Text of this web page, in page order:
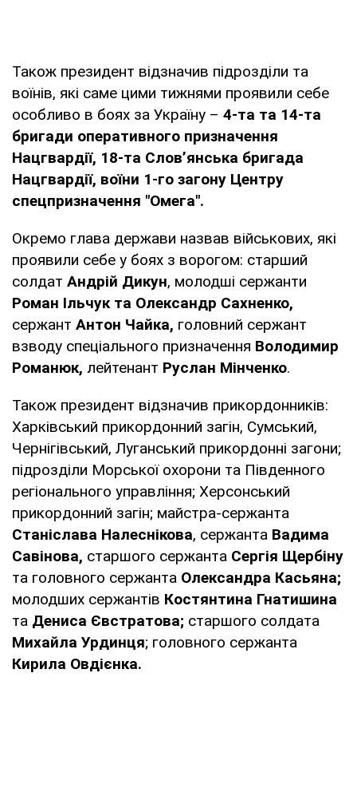
Також президент відзначив підрозділи та
воїнів, які саме цими тижнями проявили себе
особливо в боях за Україну – 4-та та 14-та
бригади оперативного призначення
Нацгвардії, 18-та Слов’янська бригада
Нацгвардії, воїни 1-го загону Центру
спецпризначення "Омега".
Окремо глава держави назвав військових, які
проявили себе у боях з ворогом: старший
солдат Андрій Дикун, молодші сержанти
Роман Ільчук та Олександр Сахненко,
сержант Антон Чайка, головний сержант
взводу спеціального призначення Володимир
Романюк, лейтенант Руслан Мінченко.
Також президент відзначив прикордонників:
Харківський прикордонний загін, Сумський,
Чернігівський, Луганський прикордонні загони;
підрозділи Морської охорони та Південного
регіонального управління; Херсонський
прикордонний загін; майстра-сержанта
Станіслава Налеснікова, сержанта Вадима
Савінова, старшого сержанта Сергія Щербіну
та головного сержанта Олександра Касьяна;
молодших сержантів Костянтина Гнатишина
та Дениса Євстратова; старшого солдата
Михайла Урдинця; головного сержанта
Кирила Овдієнка.